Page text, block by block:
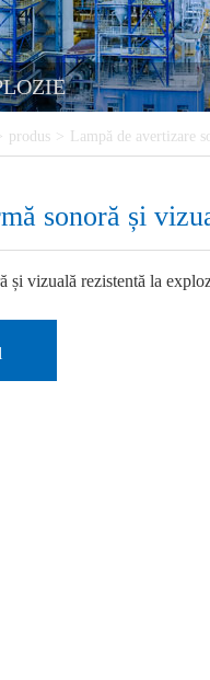
> produs > Lampă de avertizare
sonoră și
și vizuală rezistentă la